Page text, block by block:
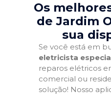
Os
de Jardim
sua
Se você está em
eletricista
reparos elétricos
comercial ou
solução! Nosso